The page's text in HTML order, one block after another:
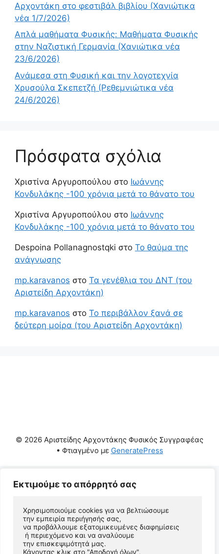
Εκτιμούμε το απόρρητό σας
Χρησιμοποιούμε cookies για να βελτιώσουμε
την εμπειρία περιήγησής σας,
να προβάλλουμε εξατομικευμένες διαφημίσεις
ή περιεχόμενο και να αναλύουμε
την επισκεψιμότητά μας.
Κάνοντας κλικ στο "Αποδοχή όλων",
Αρχοντάκη στο φεστιβάλ βιβλίου (Χανιώτικα
νέα 1/7/2026)
Απλά μαθήματα Φυσικής: Μαθήματα Φυσικής
στην Ναζιστική Γερμανία (Χανιώτικα νέα
23/6/2026)
Ανάμεσα στη Φυσική και την λογοτεχνία
Χρυσούλα Σκεπετζή (Ρεθεμνιώτικα νέα
24/6/2026)
Πρόσφατα σχόλια
Χριστίνα Αργυροπούλου στο Ιωάννης
Κονδυλάκης -100 χρόνια μετά το θάνατο του
Χριστίνα Αργυροπούλου στο Ιωάννης
Κονδυλάκης -100 χρόνια μετά το θάνατο του
Despoina Pollanagnostqki στο Το θαύμα της
ανάγνωσης
mp.karavanos στο Τα γενέθλια του ΔΝΤ (του
Αριστείδη Αρχοντάκη)
mp.karavanos στο Το περιβάλλον ξανά σε
δεύτερη μοίρα (του Αριστείδη Αρχοντάκη)
© 2026 Αριστείδης Αρχοντάκης Φυσικός Συγγραφέας
• Φτιαγμένο με GeneratePress